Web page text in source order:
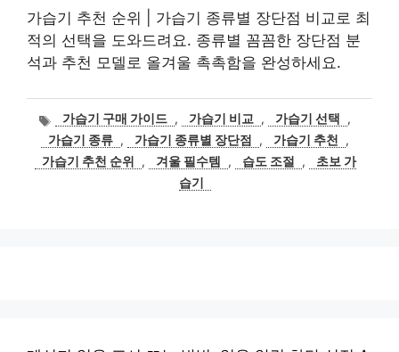
가습기 추천 순위 | 가습기 종류별 장단점 비교로 최
적의 선택을 도와드려요. 종류별 꼼꼼한 장단점 분
석과 추천 모델로 올겨울 촉촉함을 완성하세요.
태
그
가습기 구매 가이드 , 가습기 비교 , 가습기 선택
,
가습기 종류 , 가습기 종류별 장단점 , 가습기 추천
,
가습기 추천 순위
, 겨울 필수템 , 습도 조절 ,
초보 가
습기